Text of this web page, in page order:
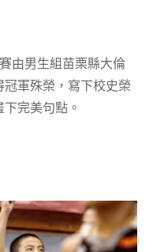
由男生組苗栗縣大倫
軍殊榮，寫下校史榮
完美句點。